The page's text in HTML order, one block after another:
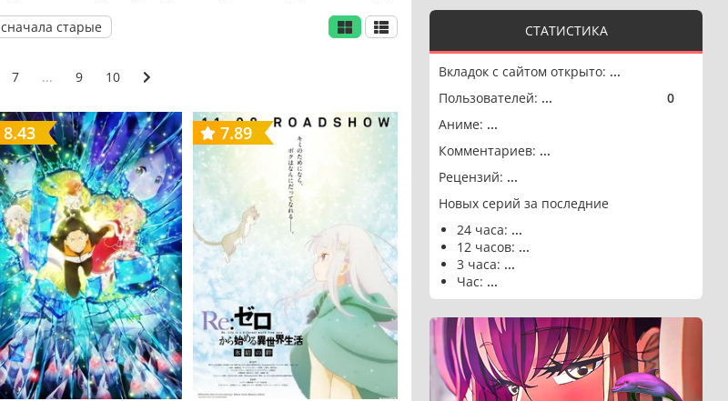
СТАТИСТИКА
Вкладок с сайтом открыто: ...
Пользователей: ... 0
Аниме: ...
Комментариев: ...
Рецензий: ...
Новых серий за последние
24 часа: ...
12 часов: ...
3 часа: ...
Час: ...
сначала старые
7 ... 9 10
8.43 7.89